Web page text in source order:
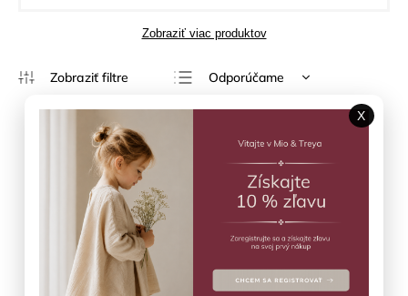
Zobraziť viac produktov
Odporúčame
Najlacnejšie
Najpredávanejšie
Abecedne
X